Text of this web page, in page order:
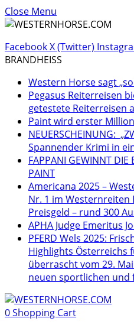
Close Menu
FacebookX (Twitter)
BRANDHEISS
Western Horse sagt
Pegasus Reiterreisen
getestete Reiterreisen
Paint wird erster
NEUERSCHEINUNG:
Spannender Krimi in
FAPPANI GEWINNT DIE
PAINT
Americana 2025 –
Nr. 1 im Westernreiten
Preisgeld – rund 300
APHA Judge Emeritus
PFERD Wels 2025:
Highlights Österreichs
überrascht vom 29.
neuen sportlichen und
0Shopping Cart